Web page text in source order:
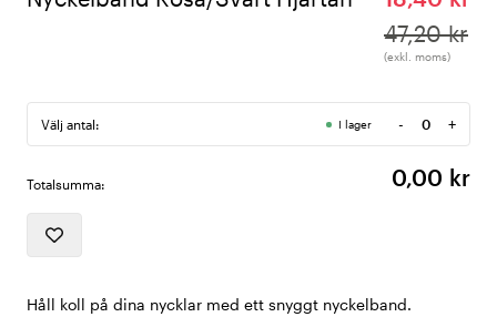
47,20 kr
(exkl. moms)
Välj antal: I lager -
Antal
+
Totalsumma: 0,00 kr
Håll koll på dina nycklar med ett snyggt nyckelband.